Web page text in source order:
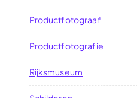
Productfotograaf
Productfotografie
Rijksmuseum